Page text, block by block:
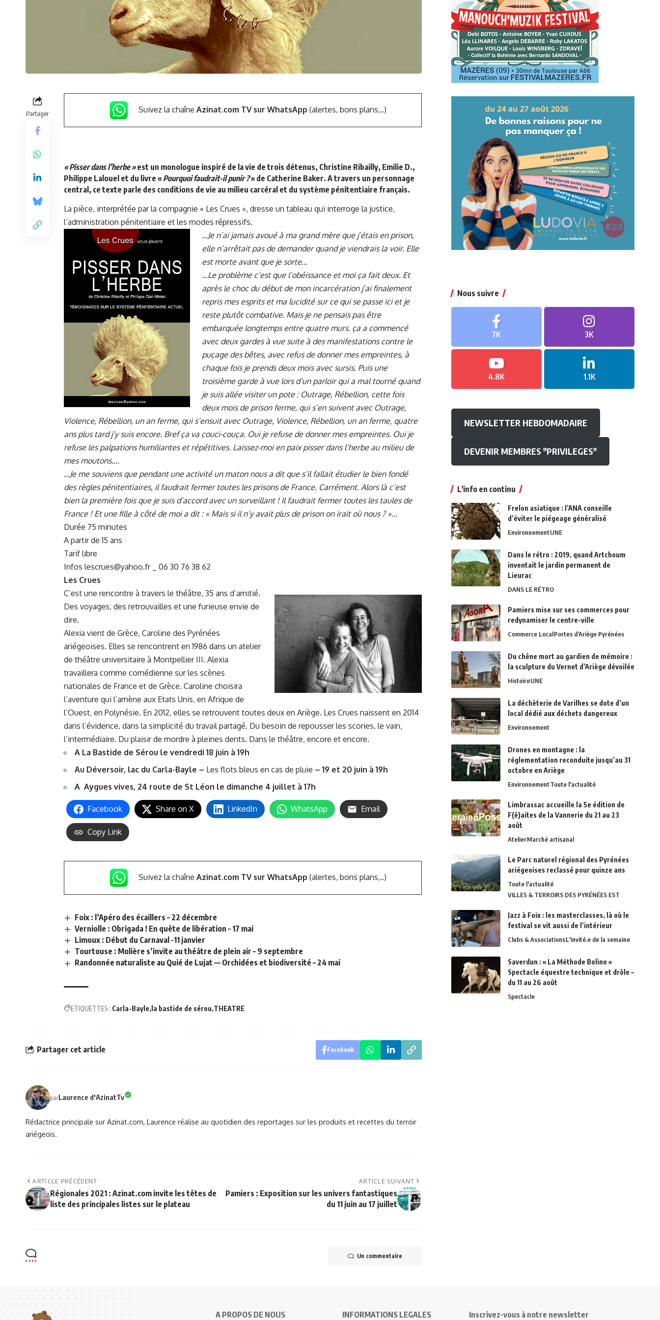
Partager Suivez la chaîne Azinat.com TV sur WhatsApp (alertes, bons plans,..)
« Pisser dans l’herbe »est un monologue inspiré de la vie de trois détenus, Christine Ribailly, Emilie D.,
Philippe Lalouel et du livre « Pourquoi faudrait-il punir ?» de Catherine Baker. A travers un personnage
central, ce texte parle des conditions de vie au milieu carcéral et du système pénitentiaire français.
La pièce, interprétée par la compagnie « Les Crues », dresse un tableau qui interroge la justice,
l’administration pénitentiaire et les modes répressifs.
…Je n’ai jamais avoué à ma grand mère que j’étais en prison,
elle n’arrêtait pas de demander quand je viendrais la voir. Elle
est morte avant que je sorte…
…Le problème c’est que l’obéissance et moi ça fait deux. Et
après le choc du début de mon incarcération j’ai finalement
repris mes esprits et ma lucidité sur ce qui se passe ici et je
reste plutôt combative. Mais je ne pensais pas être
embarquée longtemps entre quatre murs. ça a commencé
avec deux gardes à vue suite à des manifestations contre le
puçage des bêtes, avec refus de donner mes empreintes, à
chaque fois je prends deux mois avec sursis. Puis une
troisième garde à vue lors d’un parloir qui a mal tourné quand
je suis allée visiter un pote : Outrage, Rébellion, cette fois
deux mois de prison ferme, qui s’en suivent avec Outrage,
Violence, Rébellion, un an ferme, qui s’ensuit avec Outrage, Violence, Rébellion, un an ferme, quatre
ans plus tard j’y suis encore. Bref ça va couci-couça. Oui je refuse de donner mes empreintes. Oui je
refuse les palpations humiliantes et répétitives. Laissez-moi en paix pisser dans l’herbe au milieu de
mes moutons….
…Je me souviens que pendant une activité un maton nous a dit que s’il fallait étudier le bien fondé
des règles pénitentiaires, il faudrait fermer toutes les prisons de France. Carrément. Alors là c’est
bien la première fois que je suis d’accord avec un surveillant ! Il faudrait fermer toutes les taules de
France ! Et une fille à côté de moi a dit : « Mais si il n’y avait plus de prison on irait où nous ? »…
Durée 75 minutes
A partir de 15 ans
Tarif libre
Infos lescrues@yahoo.fr_ 06 30 76 38 62
Les Crues
C’est une rencontre à travers le théâtre, 35 ans d’amitié.
Des voyages, des retrouvailles et une furieuse envie de
dire.
Alexia vient de Grèce, Caroline des Pyrénées
ariégeoises. Elles se rencontrent en 1986 dans un atelier
de théâtre universitaire à Montpellier III. Alexia
travaillera comme comédienne sur les scènes
nationales de France et de Grèce. Caroline choisira
l’aventure qui l’amène aux Etats Unis, en Afrique de
l’Ouest, en Polynésie. En 2012, elles se retrouvent toutes deux en Ariège. Les Crues naissent en 2014
dans l’évidence, dans la simplicité du travail partagé. Du besoin de repousser les scories, le vain,
l’intermédiaire. Du plaisir de mordre à pleines dents. Dans le théâtre, encore et encore.
A La Bastide de Sérou le vendredi 18 juin à 19h
Au Déversoir, lac du Carla-Bayle – Les flots bleus en cas de pluie – 19 et 20 juin à 19h
A Aygues vives, 24 route de St Léon le dimanche 4 juillet à 17h
Facebook Share on X LinkedIn WhatsApp Email
Copy Link
Suivez la chaîne Azinat.com TV sur WhatsApp (alertes, bons plans,..)
Foix : l’Apéro des écaillers – 22 décembre
Verniolle : Obrigada ! En quête de libération – 17 mai
Limoux : Début du Carnaval -11 janvier
Tourtouse : Molière s’invite au théâtre de plein air – 9 septembre
Randonnée naturaliste au Quié de Lujat — Orchidées et biodiversité – 24 mai
ETIQUETTES : Carla-Bayle la bastide de sérou THEATRE
Partager cet article Facebook
parLaurence d'AzinatTv
Rédactrice principale sur Azinat.com, Laurence réalise au quotidien des reportages sur les produits et recettes du terroir
ariégeois.
ARTICLE PRÉCÉDENT
Régionales 2021 : Azinat.com invite les têtes de
liste des principales listes sur le plateau
ARTICLE SUIVANT
Pamiers : Exposition sur les univers fantastiques
du 11 juin au 17 juillet
Un commentaire
Nous suivre
7K 3K
4.8K 1.1K
NEWSLETTER HEBDOMADAIRE
DEVENIR MEMBRES "PRIVILEGES"
L'info en continu
Frelon asiatique : l’ANA conseille
d’éviter le piégeage généralisé
EnvironnementUNE
Dans le rétro : 2019, quand Artchoum
inventait le jardin permanent de
Lieurac
DANS LE RÉTRO
Pamiers mise sur ses commerces pour
redynamiser le centre-ville
Commerce LocalPortes d’Ariège Pyrénées
Du chêne mort au gardien de mémoire :
la sculpture du Vernet d’Ariège dévoilée
HistoireUNE
La déchèterie de Varilhes se dote d’un
local dédié aux déchets dangereux
Environnement
Drones en montagne : la
réglementation reconduite jusqu’au 31
octobre en Ariège
EnvironnementToute l'actualité
Limbrassac accueille la 5e édition de
F(ê)aites de la Vannerie du 21 au 23
août
AtelierMarché artisanal
Le Parc naturel régional des Pyrénées
ariégeoises reclassé pour quinze ans
Toute l'actualité
VILLES & TERROIRS DES PYRÉNÉES EST
Jazz à Foix : les masterclasses, là où le
festival se vit aussi de l’intérieur
Clubs & AssociationsL'invité.e de la semaine
Saverdun : « La Méthode Bolino »
Spectacle équestre technique et drôle –
du 11 au 26 août
Spectacle
A PROPOS DE NOUS INFORMATIONS LEGALES Inscrivez-vous à notre newsletter